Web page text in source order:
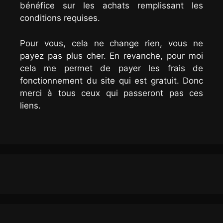
bénéfice sur les achats remplissant les
conditions requises.
Pour vous, cela ne change rien, vous ne
payez pas plus cher. En revanche, pour moi
cela me permet de payer les frais de
fonctionnement du site qui est gratuit. Donc
merci à tous ceux qui passeront pas ces
liens.